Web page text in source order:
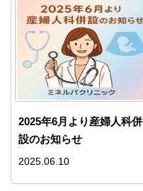
2025年6月より産婦人科併
設のお知らせ
2025.06.10